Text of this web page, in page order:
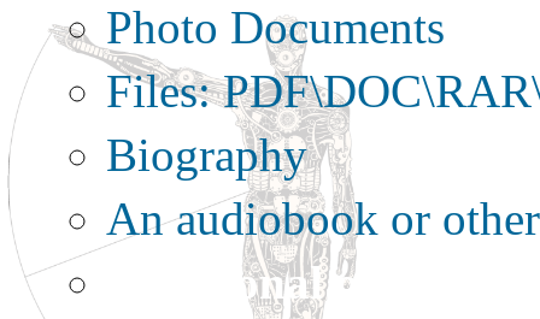
Photo Documents
Files:
Biography
An audiobook or
Additional options: